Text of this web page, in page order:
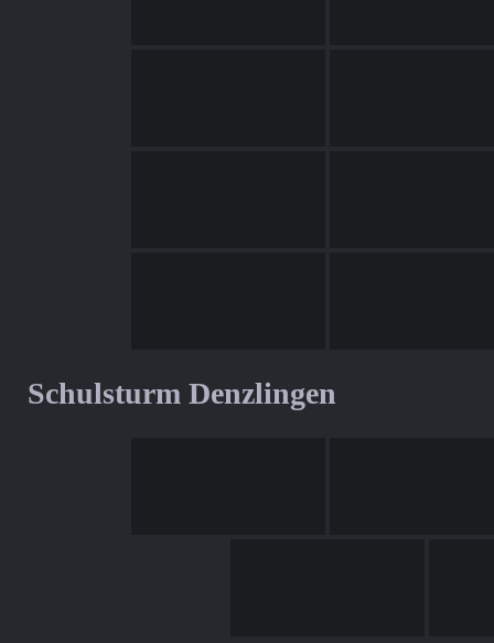
Schulsturm Denzlingen